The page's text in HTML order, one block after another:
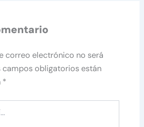
correo electrónico no será
campos obligatorios están
*